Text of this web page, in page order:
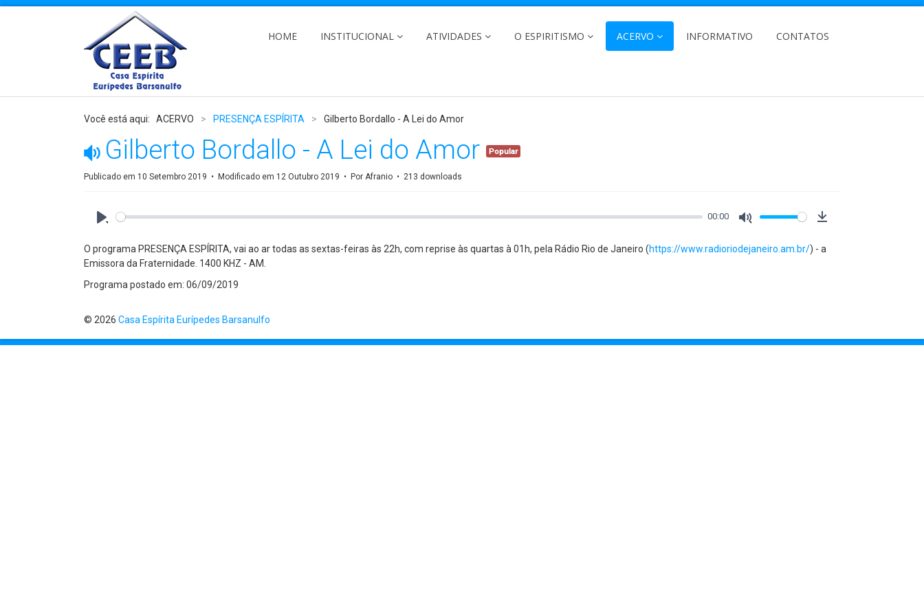
HOME INSTITUCIONAL ATIVIDADES O ESPIRITISMO ACERVO INFORMATIVO CONTATOS
Você está aqui: ACERVO > PRESENÇA ESPÍRITA > Gilberto Bordallo - A Lei do Amor
audio
Gilberto Bordallo - A Lei do Amor Popular
Publicado em 10 Setembro 2019 Modificado em 12 Outubro 2019 Por Afranio 213 downloads
00:00
O programa PRESENÇA ESPÍRITA, vai ao ar todas as sextas-feiras às 22h, com reprise às quartas à 01h, pela Rádio Rio de Janeiro (https://www.radioriodejaneiro.am.br/) - a
Emissora da Fraternidade. 1400 KHZ - AM.
Programa postado em: 06/09/2019
© 2026 Casa Espírita Eurípedes Barsanulfo